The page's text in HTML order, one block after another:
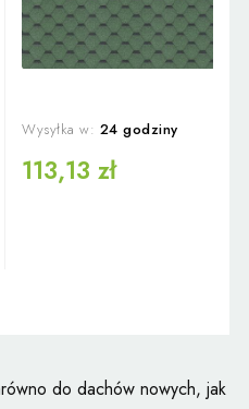
Wysyłka w: 24 godziny
113,13 zł
do dachów nowych, jak